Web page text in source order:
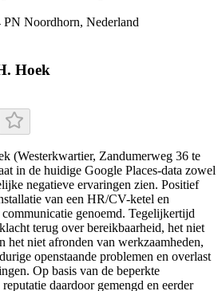
PN Noordhorn, Nederland
Hoek
(Westerkwartier, Zandumerweg 36 te
in de huidige Google Places-data zowel
negatieve ervaringen zien. Positief
van een HR/CV-ketel en
genoemd. Tegelijkertijd
terug over bereikbaarheid, het niet
het niet afronden van werkzaamheden,
openstaande problemen en overlast
Op basis van de beperkte
daardoor gemengd en eerder